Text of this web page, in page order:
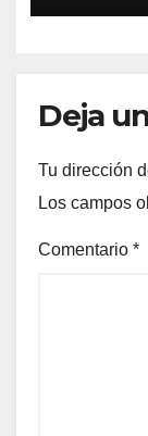
Deja
Tu dirección
Los campos
Comentario *